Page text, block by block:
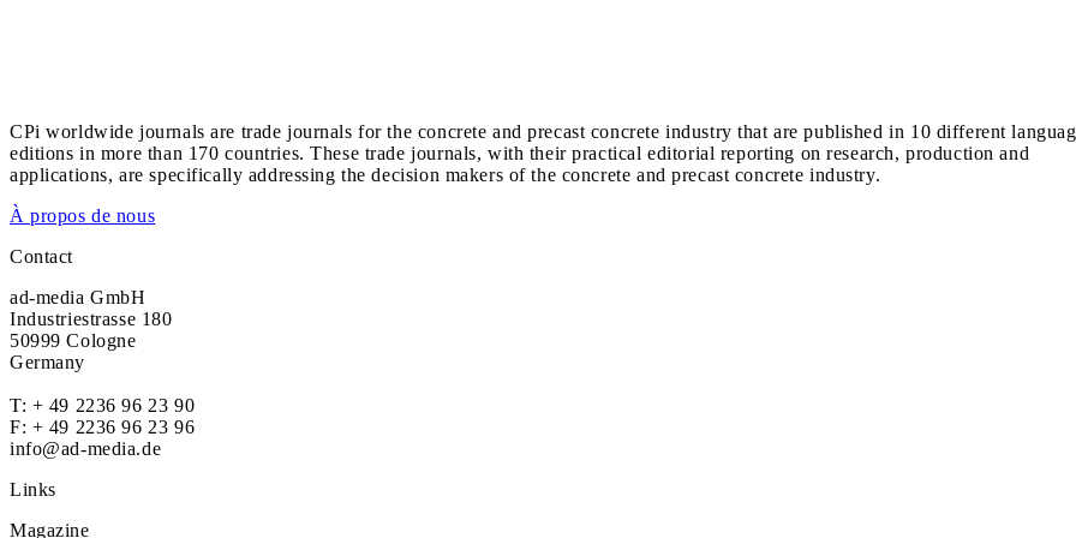
CPi worldwide journals are trade journals for the concrete and precast concrete industry that are published in 10 different
editions in more than 170 countries. These trade journals, with their practical editorial reporting on research, production and
applications, are specifically addressing the decision makers of the concrete and precast concrete industry.
À propos de nous
Contact
ad-media GmbH
Industriestrasse 180
50999 Cologne
Germany
T: + 49 2236 96 23 90
F: + 49 2236 96 23 96
info@ad-media.de
Links
Magazine